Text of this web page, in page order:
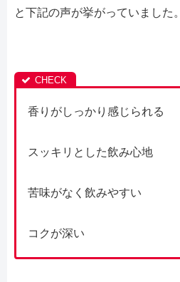
と下記の声が挙がっていました。
香りがしっかり感じられる
スッキリとした飲み心地
苦味がなく飲みやすい
コクが深い